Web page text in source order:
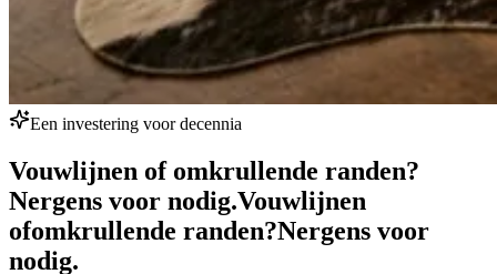
Een investering voor decennia
Vouwlijnen of omkrullende randen?
Nergens voor nodig.Vouwlijnen
ofomkrullende randen?Nergens voor
nodig.